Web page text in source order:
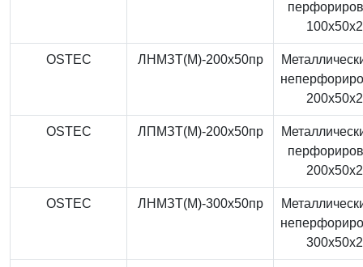
OSTEC ЛНМЗТ(М)-200x50пр
OSTEC ЛПМЗТ(М)-200x50пр
OSTEC ЛНМЗТ(М)-300x50пр